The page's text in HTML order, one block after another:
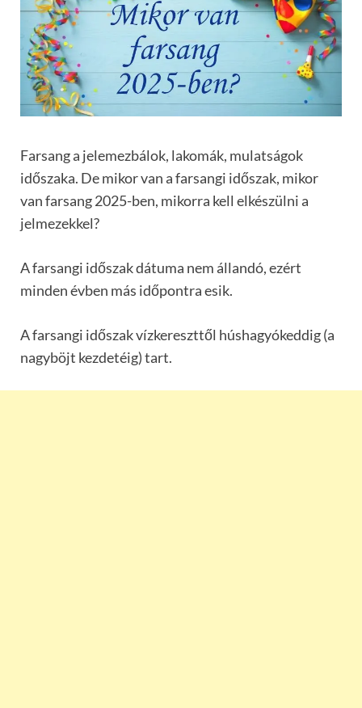
Farsang a jelemezbálok, lakomák, mulatságok
időszaka. De mikor van a farsangi időszak, mikor
van farsang 2025-ben, mikorra kell elkészülni a
jelmezekkel?
A farsangi időszak dátuma nem állandó, ezért
minden évben más időpontra esik.
A farsangi időszak vízkereszttől húshagyókeddig (a
nagyböjt kezdetéig) tart.